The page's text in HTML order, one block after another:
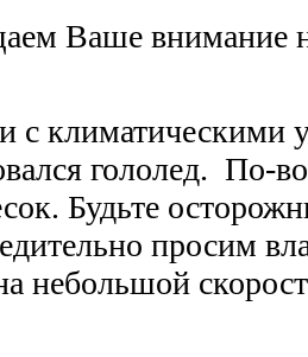
Ваше внимание
с климатическими
гололед. По-
Будьте
просим
небольшой